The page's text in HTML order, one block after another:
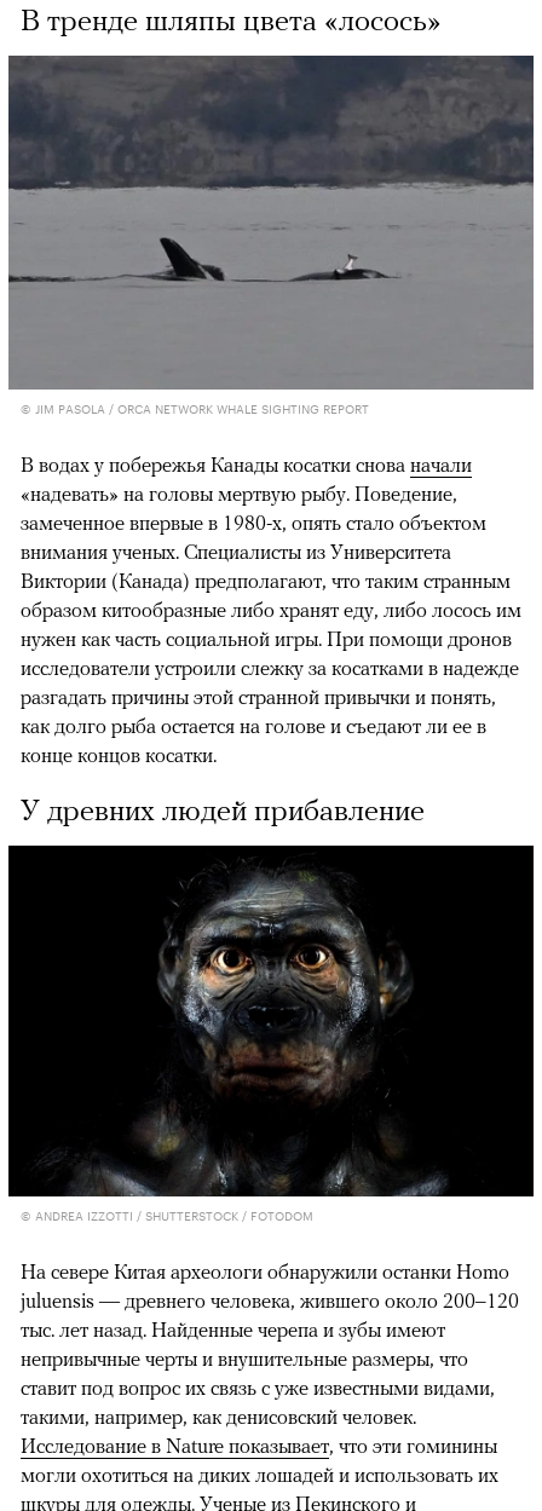
В тренде шляпы цвета «лосось»
© JIM PASOLA / ORCA NETWORK WHALE SIGHTING REPORT
В водах у побережья Канады косатки снова начали
«надевать» на головы мертвую рыбу. Поведение,
замеченное впервые в 1980-х, опять стало объектом
внимания ученых. Специалисты из Университета
Виктории (Канада) предполагают, что таким странным
образом китообразные либо хранят еду, либо лосось им
нужен как часть социальной игры. При помощи дронов
исследователи устроили слежку за косатками в надежде
разгадать причины этой странной привычки и понять,
как долго рыба остается на голове и съедают ли ее в
конце концов косатки.
У древних людей прибавление
© ANDREA IZZOTTI / SHUTTERSTOCK / FOTODOM
На севере Китая археологи обнаружили останки Homo
juluensis — древнего человека, жившего около 200–120
тыс. лет назад. Найденные черепа и зубы имеют
непривычные черты и внушительные размеры, что
ставит под вопрос их связь с уже известными видами,
такими, например, как денисовский человек.
Исследование в Nature показывает, что эти гоминины
могли охотиться на диких лошадей и использовать их
шкуры для одежды. Ученые из Пекинского и